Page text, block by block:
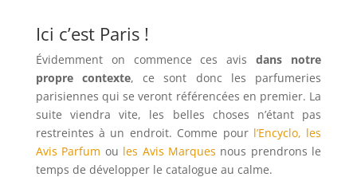
Ici c’est Paris !
Évidemment on commence ces avisdans notre
propre contexte, ce sont donc les parfumeries
parisiennes qui se veront référencées en premier. La
suite viendra vite, les belles choses n’étant pas
restreintes à un endroit. Comme pour l’Encyclo, les
Avis Parfum ou les Avis Marques nous prendrons le
temps de développer le catalogue au calme.